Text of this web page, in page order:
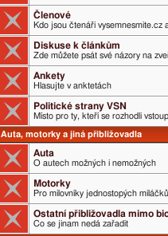
Členové
Kdo jsou čtenáři vysemnesmite.cz
Diskuse k článkům
Zde můžete psát své názory na
Ankety
Hlasujte v anktetách
Politické strany VSN
Místo pro ty, kteří se rozhodli
Auta, motorky a jiná přibližovadla
Auta
O autech možných i nemožných
Motorky
Pro milovníky jednostopých miláčků
Ostatní přibližovadla mimo
Co se jinam nedá zařadit